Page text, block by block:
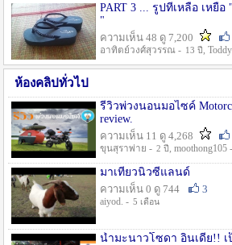
PART 3 ... รูปที่เหลือ เหยื่
"
ความเห็น 48 ดู 7,200
อาทิตย์วงศ์สุวรรณ - 13 ปี ,
ห้องคลิปทั่วไป
รีวิวพ่วงนอนมอไซค์
review.
ความเห็น 11 ดู 4,268
ขุนสุราพ่าย - 2 ปี , moothong105 -
มาเที่ยวนิวซีแลนด์
ความเห็น 0 ดู 744
3
aiyod. - 5 เดือน
น้ำมะนาวโซดา อินเดีย!! เ